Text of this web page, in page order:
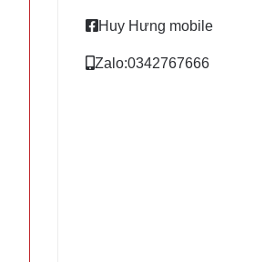
Huy Hưng mobile
Zalo:0342767666